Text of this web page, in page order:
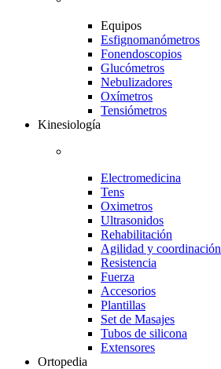
Equipos
Esfignomanómetros
Fonendoscopios
Glucómetros
Nebulizadores
Oxímetros
Tensiómetros
Kinesiología
Electromedicina
Tens
Oximetros
Ultrasonidos
Rehabilitación
Agilidad y coordinación
Resistencia
Fuerza
Accesorios
Plantillas
Set de Masajes
Tubos de silicona
Extensores
Ortopedia